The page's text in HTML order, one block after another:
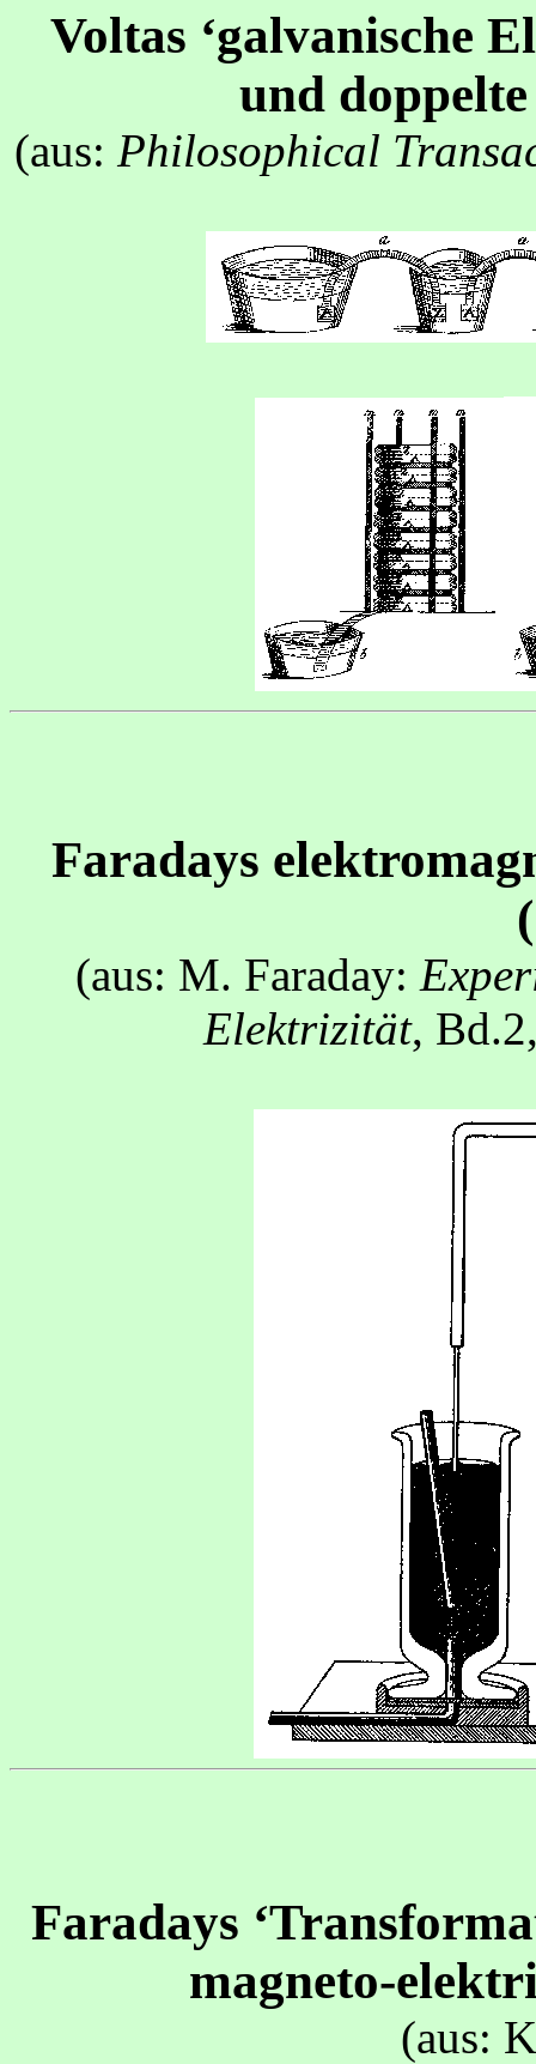
Voltas ‘galvanische
und doppelte
(aus: Philosophical
Faradays
(aus: M. Faraday:
Elektrizität,
Faradays
magneto-
(aus: